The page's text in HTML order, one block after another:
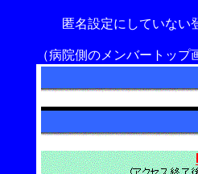
匿名設定にしていない登
（病院側のメンバートッ